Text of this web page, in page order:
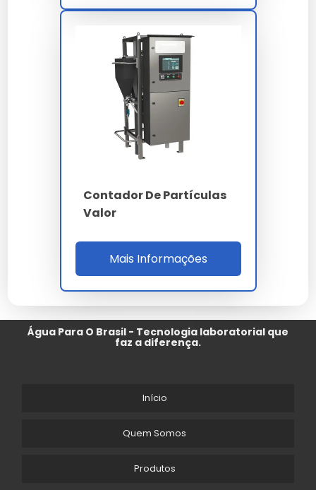
Contador De Partículas
Valor
Mais Informações
Água Para O Brasil - Tecnologia laboratorial que
faz a diferença.
Início
Quem Somos
Produtos